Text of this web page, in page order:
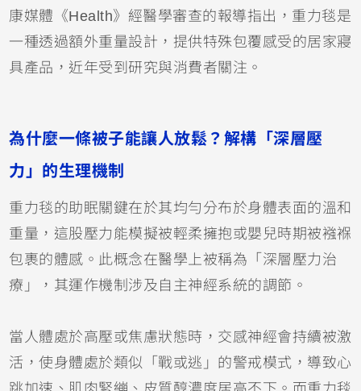
康媒體《Health》經醫學審查的報導指出，重力毯是
一種透過額外重量設計，提供特殊包覆感受的居家寢
具產品，近年受到研究與消費者關注。
為什麼一條被子能讓人放鬆？解構「深層壓
力」的生理機制
重力毯的助眠關鍵在於其均勻分布於身體表面的溫和
重量，這股壓力能模擬被輕柔擁抱或嬰兒時期被襁褓
包裹的體感。此概念在醫學上被稱為「深層壓力治
療」，其運作機制涉及自主神經系統的調節。
當人體處於高壓或焦慮狀態時，交感神經會持續被激
活，使身體處於類似「戰或逃」的警戒模式，導致心